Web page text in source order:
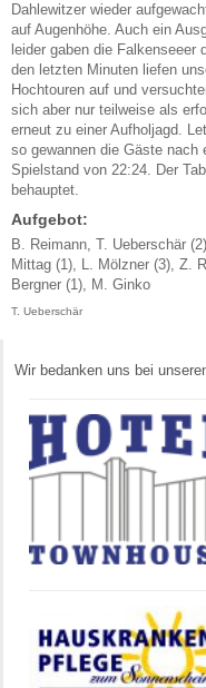
Dahlewitzer wieder
auf Augenhöhe. Auch ein
leider gaben die
den letzten Minuten liefen
Hochtouren auf und
sich aber nur teilweise als
erneut zu einer Aufholjagd.
so gewannen die Gäste nach
Spielstand von 22:24. Der
behauptet.
Aufgebot:
B. Reimann, T. Ueberschär
Mittag (1), L. Mölzner (3), Z.
Bergner (1), M. Ginko
T. Ueberschär
Wir bedanken uns bei